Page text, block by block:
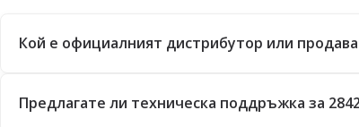
Кой е официалният дистрибутор или
Предлагате ли техническа поддръжка за